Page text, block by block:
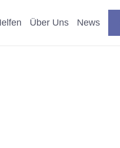
Über Uns News